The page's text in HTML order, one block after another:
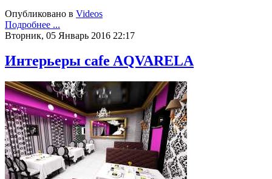
Опубликовано в Videos
Подробнее ...
Вторник, 05 Январь 2016 22:17
Интерьеры cafe AQVARELA